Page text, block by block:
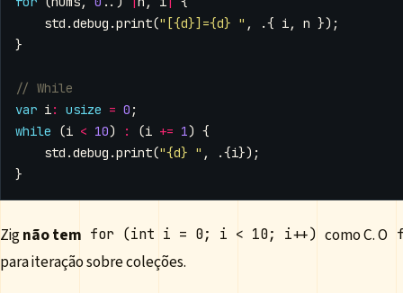
std .debug .print("[{d}]={d} " , .{ i, n });
}
var i: usize = 0 ;
while
(i < 10) : (i += 1) {
std .debug .print("{d} " , .{i});
}
Zignão tem for (int i = 0; i < 10; i++) como C. O
para iteração sobre coleções.